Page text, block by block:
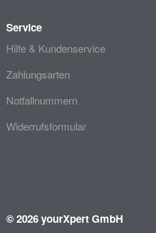
Service
Hilfe & Kundenservice
Zahlungsarten
Notfallnummern
Widerrufsformular
© 2026 yourXpert GmbH